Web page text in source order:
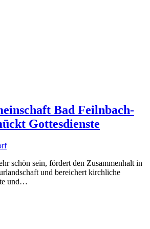
Bad Feilnbach-
Gottesdienste
schön sein, fördert den Zusammenhalt in
und bereichert kirchliche
und…